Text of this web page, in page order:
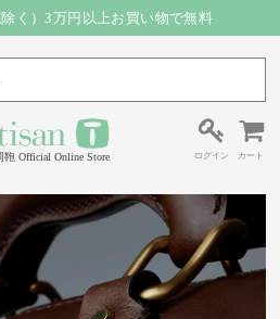
く）3万円以上お買い物で無料
鞄 Official Online Store ログイン カート